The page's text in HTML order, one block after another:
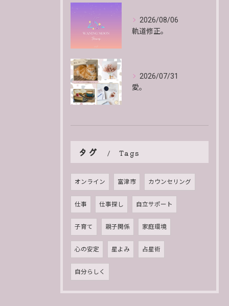
2026/08/06
軌道修正。
2026/07/31
愛。
タグ Tags
オンライン 富津市 カウンセリング
仕事 仕事探し 自立サポート
子育て 親子関係 家庭環境
心の安定 星よみ 占星術
自分らしく